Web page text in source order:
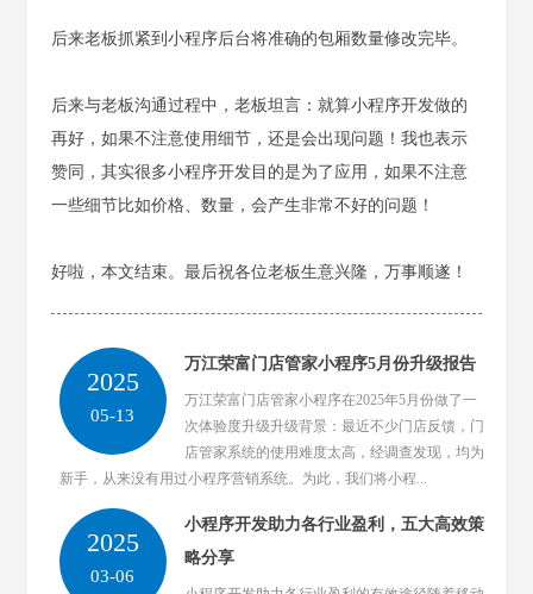
后来老板抓紧到小程序后台将准确的包厢数量修改完毕。
后来与老板沟通过程中，老板坦言：就算小程序开发做的
再好，如果不注意使用细节，还是会出现问题！我也表示
赞同，其实很多小程序开发目的是为了应用，如果不注意
一些细节比如价格、数量，会产生非常不好的问题！
好啦，本文结束。最后祝各位老板生意兴隆，万事顺遂！
2025
05-13
万江荣富门店管家小程序5月份升级报告
万江荣富门店管家小程序在2025年5月份做了一
次体验度升级升级背景：最近不少门店反馈，门
店管家系统的使用难度太高，经调查发现，均为
新手，从来没有用过小程序营销系统。为此，我们将小程...
2025
03-06
小程序开发助力各行业盈利，五大高效策
略分享